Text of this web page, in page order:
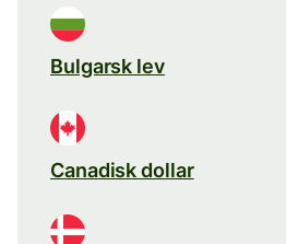
Bulgarsk lev
Canadisk dollar